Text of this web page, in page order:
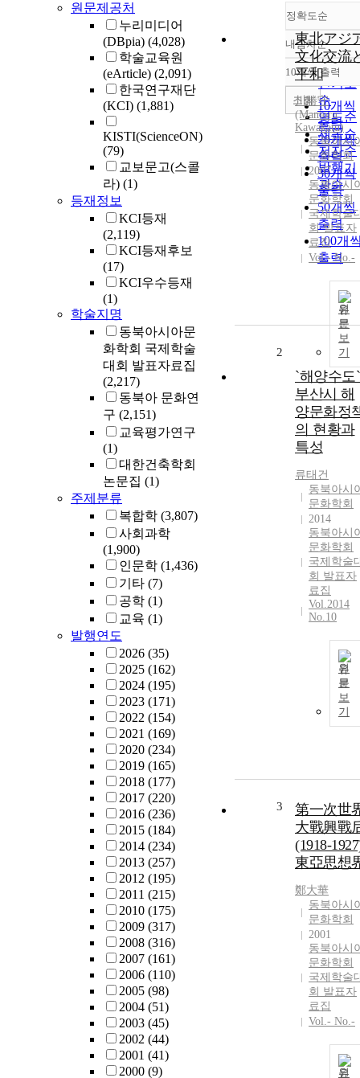
원문제공처
누리미디어
(DBpia) (4,028)
학술교육원
(eArticle) (2,091)
한국연구재단
(KCI) (1,881)
KISTI(ScienceON)
(79)
교보문고(스콜
라) (1)
등재정보
KCI등재
(2,119)
KCI등재후보
(17)
KCI우수등재
(1)
학술지명
동북아시아문
화학회 국제학술
대회 발표자료집
(2,217)
동북아 문화연
구 (2,151)
교육평가연구
(1)
대한건축학회
논문집 (1)
주제분류
복합학 (3,807)
사회과학
(1,900)
인문학 (1,436)
기타 (7)
공학 (1)
교육 (1)
발행연도
2026 (35)
2025 (162)
2024 (195)
2023 (171)
2022 (154)
2021 (169)
2020 (234)
2019 (165)
2018 (177)
2017 (220)
2016 (236)
2015 (184)
2014 (234)
2013 (257)
2012 (195)
2011 (215)
2010 (175)
2009 (317)
2008 (316)
2007 (161)
2006 (110)
2005 (98)
2004 (51)
2003 (45)
2002 (44)
2001 (41)
2000 (9)
정확도순
정확도
순
인기도
순
연도순
제목순
저자순
발행기
관순
내림차순
내림차
10개씩 출력
10개씩
출력
20개씩
출력
30개씩
출력
50개씩
출력
100개
출력
조회
東北アジ
文化交流
平和
川勝守
(Mamoru
Kawakatu)
동북아시
문화학회
2007
동북아시
문화학회
국제학술
회 발표자
료집
Vol.- No.-
원
문
보
기
2
`해양수도`
부산시 해
양문화정
의 현황과
특성
류태건
동북아시
문화학회
2014
동북아시
문화학회
국제학술
회 발표자
료집
Vol.2014
No.10
원
문
보
기
3
第一次世
大戰興戰
(1918-
東亞思想
鄭大華
동북아시
문화학회
2001
동북아시
문화학회
국제학술
회 발표자
료집
Vol.- No.-
원